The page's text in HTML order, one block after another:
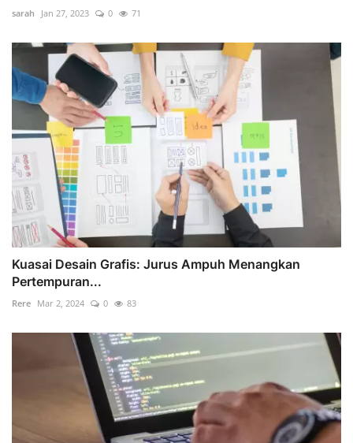
sarah Jan 27, 2023 0 71
Kuasai Desain Grafis: Jurus Ampuh Menangkan
Pertempuran...
Rere Mar 2, 2024 0 83